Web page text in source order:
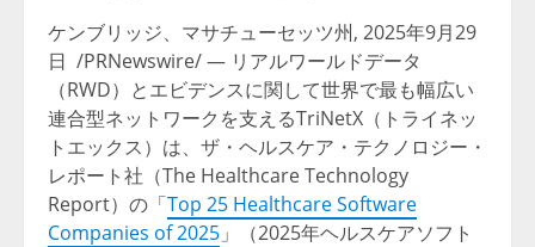
ケンブリッジ、マサチューセッツ州, 2025年9月29
日 /PRNewswire/ — リアルワールドデータ
（RWD）とエビデンスに関して世界で最も幅広い
連合型ネットワークを支えるTriNetX（トライネッ
トエックス）は、ザ・ヘルスケア・テクノロジー・
レポート社（The Healthcare Technology
Report）の「Top 25 Healthcare Software
Companies of 2025 」（2025年ヘルスケアソフト